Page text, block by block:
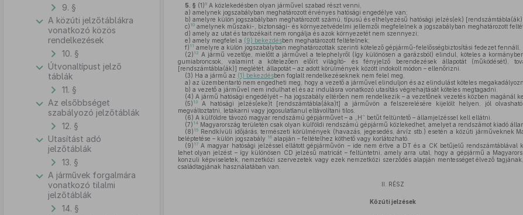
9. §
A közúti jelzőtáblákra
vonatkozó közös
rendelkezések
10. §
Útvonaltípust jelző
táblák
11. §
Az elsőbbséget
szabályozó jelzőtáblák
12. §
Utasítást adó
jelzőtáblák
13. §
A járművek forgalmára
vonatkozó tilalmi
jelzőtáblák
14. §
5. § (1)9A közlekedésben olyan járművel szabad részt venni,
a) amelynek jogszabályban meghatározott érvényes hatósági engedélye van;
b) amelyre külön jogszabályban meghatározott számú, típusú és elhelyezésű hatósági jelzés(ek)
c) 10amelynek műszaki-, biztonsági- és környezetvédelmi jellemzői megfelelnek a jogszabályban meghatározott
d) amely az utat és tartozékait nem rongálja és azok környezetét nem szennyezi;
e) amely megfelel a (9) bekezdésben meghatározott feltételnek;
f) 11 amelyre a külön jogszabályban meghatározottak szerinti kötelező gépjármű-felelősségbiztosítási fedezet fennáll.
(2) 12 A jármű vezetője, mielőtt a járművel a telephelyről (így különösen a garázsból) elindul, köteles a
gumiabroncsok, valamint a kötelezően előírt világító- és fényjelző berendezések állapotát (működését),
[rendszámtábla(ák)] meglétét, állapotát – az adott körülmények között indokolt módon – ellenőrizni.
(3) Ha a jármű az (1) bekezdésben foglalt rendelkezéseknek nem felel meg,
a) az üzembentartó nem engedheti meg, hogy a vezető a járművel elinduljon és az elindulást köteles
b) a vezető a járművel nem indulhat el és az indulásra vonatkozó utasítás végrehajtását köteles megtagadni.
(4) A jármű hatósági engedélyét – ha jogszabály eltérően nem rendelkezik – a vezetőnek vezetés közben magánál
(5) 13A hatósági jelzés(eke)t [rendszámtábla(áka)t] a járművön a felszerelésére kijelölt helyen, jól
megváltoztatni, letakarni vagy jogosulatlanul eltávolítani tilos.
(6) A külföldre távozó magyar rendszámú gépjárművet – a „H” betűt feltüntető – államjelzéssel kell ellátni.
(7) 14Magyarország területén csak olyan külföldi rendszámú gépjármű közlekedhet, amelyet a rendszámot kiadó
(8) 15Rendkívüli időjárás, természeti körülmények (havazás, jegesedés, árvíz stb.) esetén a közúti járműveknek
beléptetése – külön jogszabály 16alapján – feltételhez köthető vagy korlátozható.
(9) 17A magyar hatósági jelzéssel ellátott gépjárművön – ide nem értve a DT és a CK betűjelű rendszámtáblával
lehet olyan jelzést – így különösen CD jelzésű matricát – feltüntetni, amely arra utal, hogy a gépjármű a
konzuli képviseletek, nemzetközi szervezetek vagy ezek nemzetközi szerződés alapján mentességet élvező
családtagjának használatában van.
II. RÉSZ
Közúti jelzések